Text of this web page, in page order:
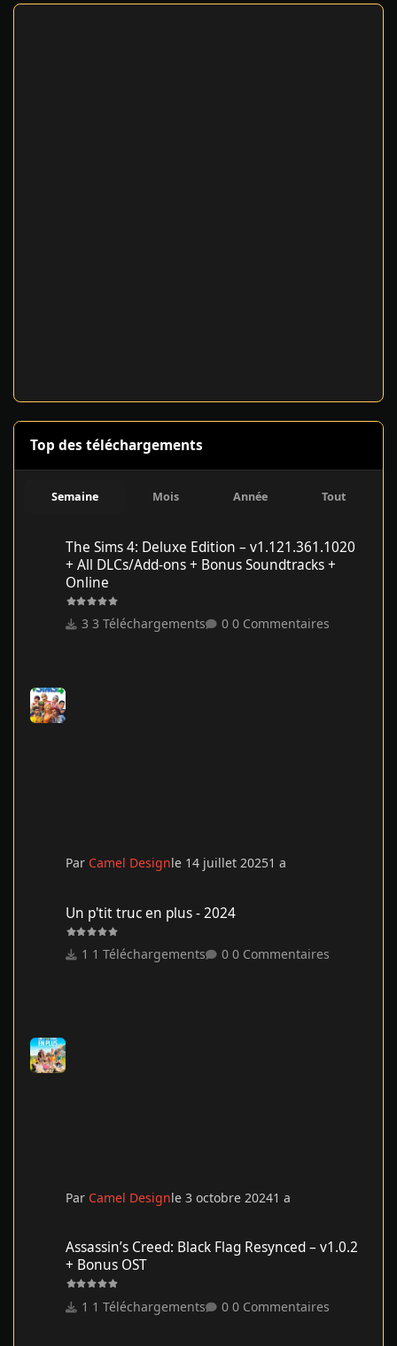
Top des téléchargements
Semaine Mois Année Tout
The Sims 4: Deluxe Edition – v1.121.361.1020
+ All DLCs/Add-ons + Bonus Soundtracks +
Online
3 Téléchargements 0 Commentaires
Par Camel Designle 14 juillet 20251 a
Un p'tit truc en plus - 2024
1 Téléchargements 0 Commentaires
Par Camel Designle 3 octobre 20241 a
Assassin’s Creed: Black Flag Resynced – v1.0.2
+ Bonus OST
1 Téléchargements 0 Commentaires